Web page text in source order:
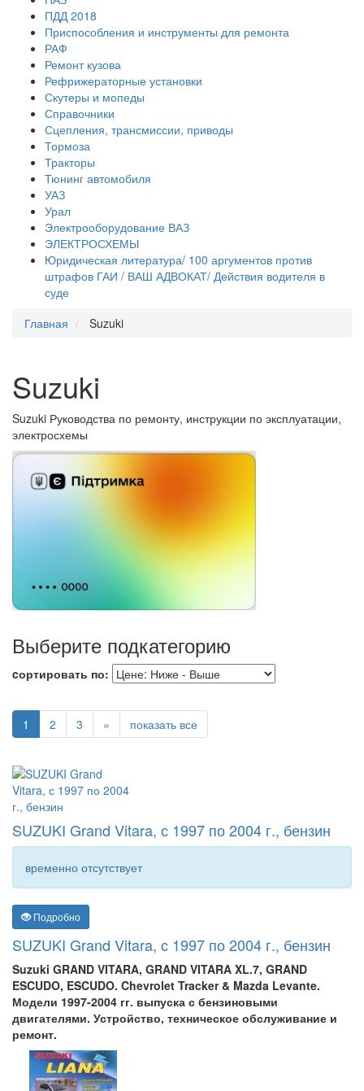
ПДД 2018
Приспособления и инструменты для ремонта
РАФ
Ремонт кузова
Рефрижераторные установки
Скутеры и мопеды
Справочники
Сцепления, трансмиссии, приводы
Тормоза
Тракторы
Тюнинг автомобиля
УАЗ
Урал
Электрооборудование ВАЗ
ЭЛЕКТРОСХЕМЫ
Юридическая литература/ 100 аргументов против
штрафов ГАИ / ВАШ АДВОКАТ/ Действия водителя в
суде
Главная
Suzuki
Suzuki
Suzuki Руководства по ремонту, инструкции по эксплуатации,
электросхемы
Выберите подкатегорию
cортировать по:
1 2 3 » показать все
SUZUKI Grand Vitara, с 1997 по 2004 г., бензин
временно отсутствует
Подробно
SUZUKI Grand Vitara, с 1997 по 2004 г., бензин
Suzuki GRAND VITARA, GRAND VITARA XL.7, GRAND
ESCUDO, ESCUDO. Chevrolet Tracker & Mazda Levante.
Модели 1997-2004 гг. выпуска с бензиновыми
двигателями. Устройство, техническое обслуживание и
ремонт.